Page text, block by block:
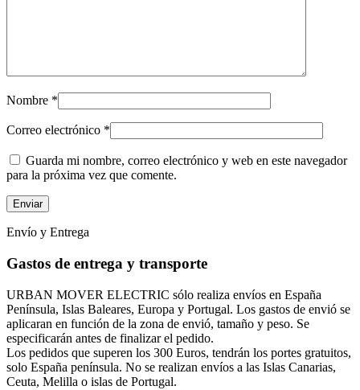
Nombre *
Correo electrónico *
Guarda mi nombre, correo electrónico y web en este navegador
para la próxima vez que comente.
Envío y Entrega
Gastos de entrega y transporte
URBAN MOVER ELECTRIC sólo realiza envíos en España
Península, Islas Baleares, Europa y Portugal. Los gastos de envió se
aplicaran en función de la zona de envió, tamaño y peso. Se
especificarán antes de finalizar el pedido.
Los pedidos que superen los 300 Euros, tendrán los portes gratuitos,
solo España península. No se realizan envíos a las Islas Canarias,
Ceuta, Melilla o islas de Portugal.